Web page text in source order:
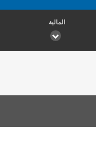
المالية